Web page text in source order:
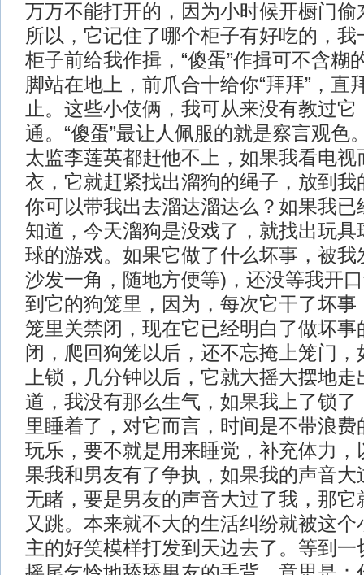
万万不能打开的，因为小时候开橱门偷
所以，它记住了哪个柜子有好吃的，
柜子前给我作揖，“傻蛋”作揖可不含糊
脚站在地上，前爪合十给你“拜拜”，直
止。这些小伎俩，我可从来没有教过它
通。“傻蛋”最让人佩服的就是察言观色
太监李莲英都赶他不上，如果我看电视
衣，它就赶紧找出溜狗的绳子，放到我
你可以带我出去溜达溜达么？如果我已
知道，今天溜狗是没戏了，就找出玩具
球的游戏。如果它做了什么坏事，被我
沙发一角，随地方便等)，还没等我开
到它的狗笼里，因为，每次它干了坏事
笼里关禁闭，现在它已经明白了做坏事
闭，爬回狗笼以后，还不忘掩上笼门，
上锁，几分钟以后，它就大摇大摆地
道，我没有那么生气，如果我上了锁了
里睡着了，对它而言，时间是不带浪
玩乐，要不就是用来睡觉，补充体力，
果我和男友有了争执，如果我的声音大
无睹，要是男友的声音大过了我，那它
又跳。本来就不大的生活纠纷就被这
主的好笑模样打发到天边去了。等到一